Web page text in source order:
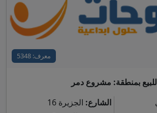
معرف: 5348
للبيع بمنطقة: مشروع دمر
الشارع: الجزيرة 16